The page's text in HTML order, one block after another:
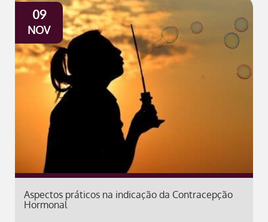
09
NOV
Aspectos práticos na indicação da Contracepção
Hormonal